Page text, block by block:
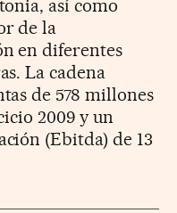
así como
de la
en diferentes
La cadena
de 578 millones
2009 y un
(Ebitda) de 13